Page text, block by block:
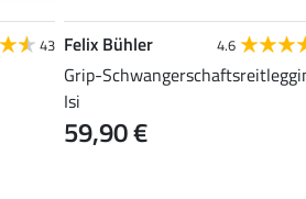
43 Felix Bühler 4.6
Grip-
Isi
59,90 €